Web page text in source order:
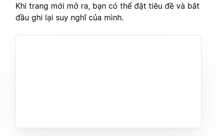
Khi trang mới mở ra, bạn có thể đặt tiêu đề và bắt
đầu ghi lại suy nghĩ của mình.